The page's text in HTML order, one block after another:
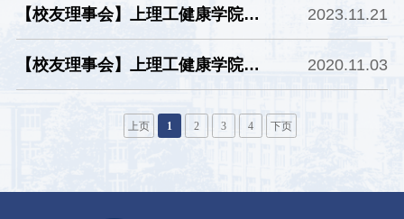
先生荣获2025年浦东优秀青年引
领行动突出典型称号
【校友理事会】上理工健康学院上
海校友会理事会五届一次会议顺利
召开
2023.11.21
【校友理事会】上理工健康学院上
海校友会理事会四届二次会议顺利
2020.11.03
上页 1 2 3 4 下页